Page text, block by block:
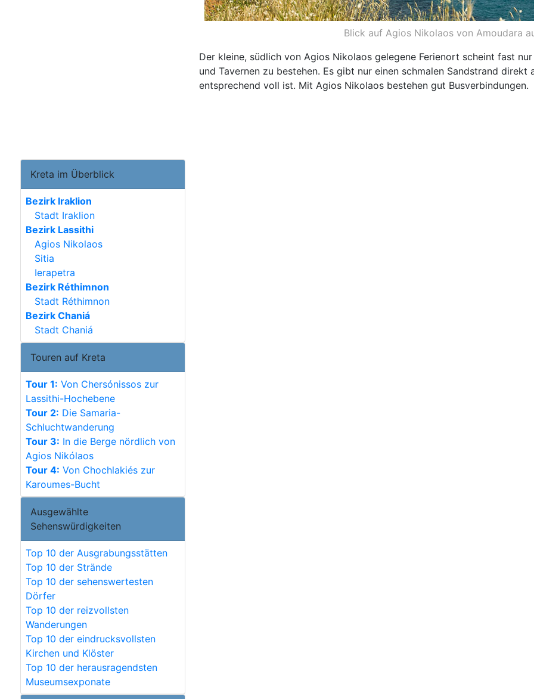
Kreta im Überblick
Bezirk Iraklion
Stadt Iraklion
Bezirk Lassithi
Agios Nikolaos
Sitia
Ierapetra
Bezirk Réthimnon
Stadt Réthimnon
Bezirk Chaniá
Stadt Chaniá
Touren auf Kreta
Tour 1: Von Chersónissos zur
Lassithi-Hochebene
Tour 2: Die Samaria-
Schluchtwanderung
Tour 3: In die Berge nördlich von
Agios Nikólaos
Tour 4: Von Chochlakiés zur
Karoumes-Bucht
Ausgewählte
Sehenswürdigkeiten
Top 10 der Ausgrabungsstätten
Top 10 der Strände
Top 10 der sehenswertesten
Dörfer
Top 10 der reizvollsten
Wanderungen
Top 10 der eindrucksvollsten
Kirchen und Klöster
Top 10 der herausragendsten
Museumsexponate
Blick auf Agios Nikolaos von Amoudara
Der kleine, südlich von Agios Nikolaos gelegene Ferienort scheint fast
und Tavernen zu bestehen. Es gibt nur einen schmalen Sandstrand direkt
entsprechend voll ist. Mit Agios Nikolaos bestehen gut Busverbindungen.